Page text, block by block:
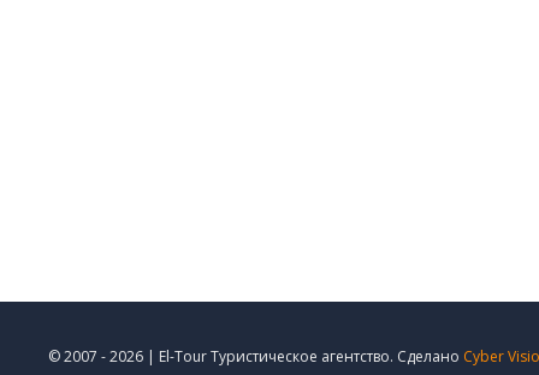
© 2007 - 2026 | El-Tour Туристическое агентство. Сделано Cyber